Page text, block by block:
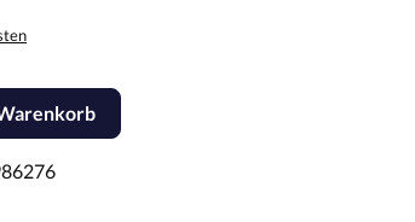
Wert ein oder benutze die Schaltflächen